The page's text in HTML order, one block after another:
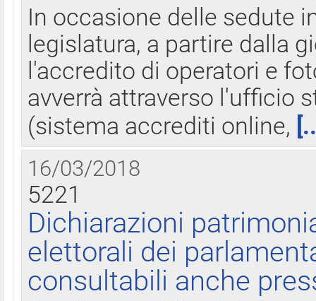
In occasione delle sedute
legislatura, a partire dalla
l'accredito di operatori e
avverrà attraverso l'ufficio
(sistema accrediti online,
16/03/2018
5221
Dichiarazioni
elettorali dei
consultabili anche